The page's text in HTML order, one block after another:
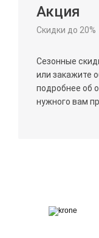
Акция
Скидки до 20%
Сезонные
или закажите
подробнее об
нужного вам